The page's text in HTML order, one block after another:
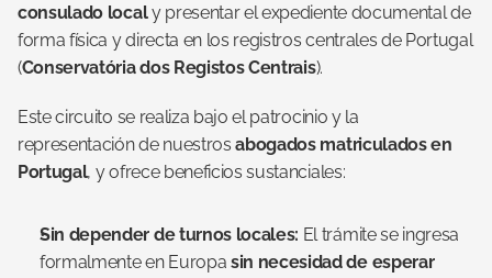
consulado local y presentar el expediente documental de
forma física y directa en los registros centrales de Portugal
(Conservatória dos Registos Centrais).
Este circuito se realiza bajo el patrocinio y la
representación de nuestros abogados matriculados en
Portugal, y ofrece beneficios sustanciales:
Sin depender de turnos locales: El trámite se ingresa
formalmente en Europa sin necesidad de esperar